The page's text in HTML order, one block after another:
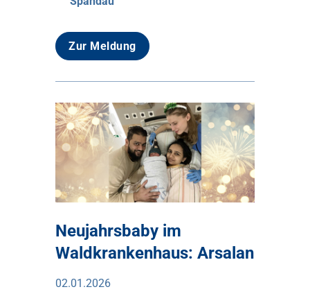
Zur Meldung
Neujahrsbaby im
Waldkrankenhaus: Arsalan
02.01.2026